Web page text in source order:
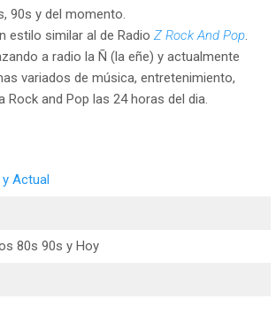
90s y del momento.
estilo similar al de Radio Z Rock And Pop.
a radio la Ñ (la eñe) y actualmente
variados de música, entretenimiento,
Rock and Pop las 24 horas del dia.
Actual
80s 90s y Hoy